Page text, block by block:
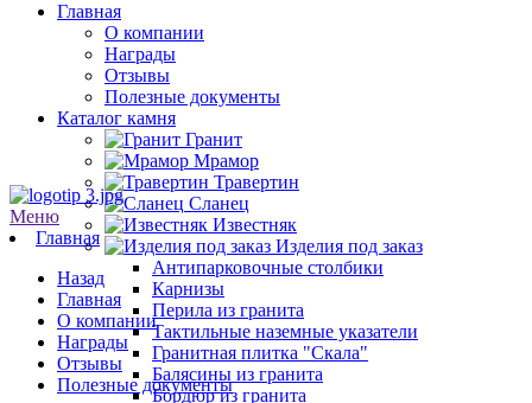
Главная
О компании
Награды
Отзывы
Полезные документы
Каталог камня
Гранит
Мрамор
Травертин
Сланец
Известняк
Изделия под заказ
Антипарковочные столбики
Карнизы
Перила из гранита
Тактильные наземные указатели
Гранитная плитка "Скала"
Балясины из гранита
Бордюр из гранита
Меню
Главная
Назад
Главная
О компании
Награды
Отзывы
Полезные документы